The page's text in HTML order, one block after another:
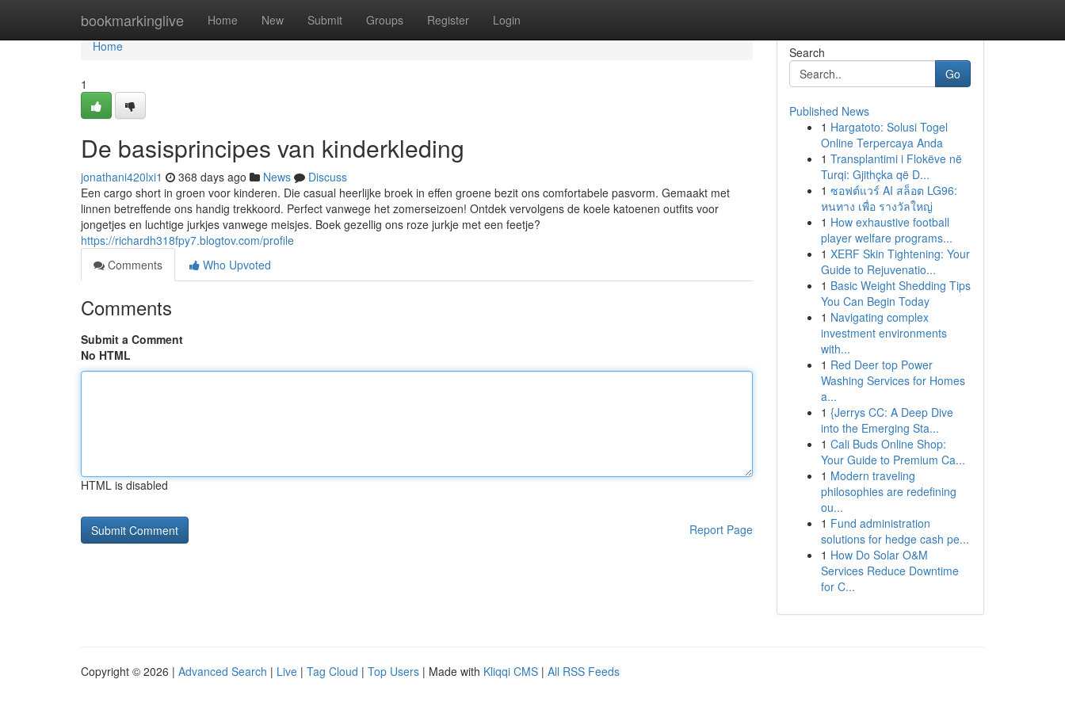
bookmarkinglive Home New Submit Groups Register Login
Home
Home
1
De basisprincipes van kinderkleding
jonathani420lxi1 368 days ago News
Discuss
Een cargo short in groen voor kinderen. Die casual heerlijke broek in effen groene bezit ons comfortabele pasvorm. Gemaakt met
linnen betreffende ons handig trekkoord. Perfect vanwege het zomerseizoen! Ontdek vervolgens de koele katoenen outfits voor
jongetjes en luchtige jurkjes vanwege meisjes. Boek gezellig ons roze jurkje met een feetje?
https://richardh318fpy7.blogtov.com/profile
Comments
Who Upvoted
Comments
Submit a Comment
No HTML
HTML is disabled
Report Page
Search
Go
Published News
1 Hargatoto: Solusi Togel
Online Terpercaya Anda
1 Transplantimi i Flokëve në
Turqi: Gjithçka që D...
1 ซอฟต์แวร์ AI สล็อต LG96:
หนทาง เพื่อ รางวัลใหญ่
1 How exhaustive football
player welfare programs...
1 XERF Skin Tightening: Your
Guide to Rejuvenatio...
1 Basic Weight Shedding Tips
You Can Begin Today
1 Navigating complex
investment environments
with...
1 Red Deer top Power
Washing Services for Homes
a...
1 {Jerrys CC: A Deep Dive
into the Emerging Sta...
1 Cali Buds Online Shop:
Your Guide to Premium Ca...
1 Modern traveling
philosophies are redefining
ou...
1 Fund administration
solutions for hedge cash pe...
1 How Do Solar O&M
Services Reduce Downtime
for C...
Copyright © 2026 | Advanced Search | Live | Tag Cloud | Top Users | Made with Kliqqi CMS | All RSS Feeds